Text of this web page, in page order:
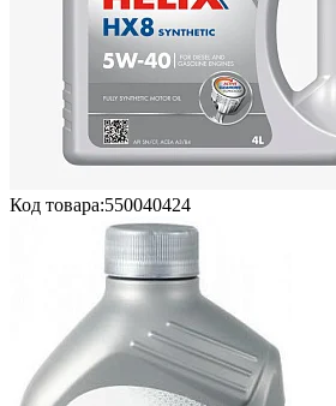
Код товара:550040424